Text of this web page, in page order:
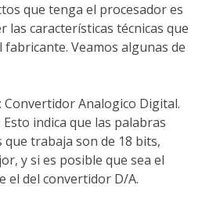
que tenga el procesador es
las características técnicas que
Veamos algunas de
Convertidor Analogico Digital.
indica que las palabras
que trabaja son de 18 bits,
y si es posible que sea el
el del convertidor D/A.